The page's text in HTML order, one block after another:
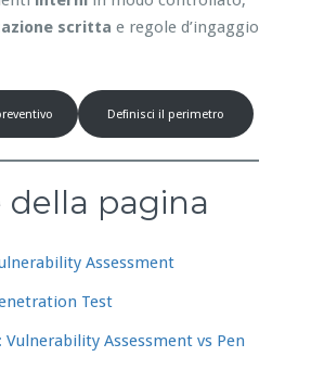
scritta e regole d’ingaggio
Definisci il perimetro
della pagina
Assessment
Test
Vulnerability Assessment vs Pen